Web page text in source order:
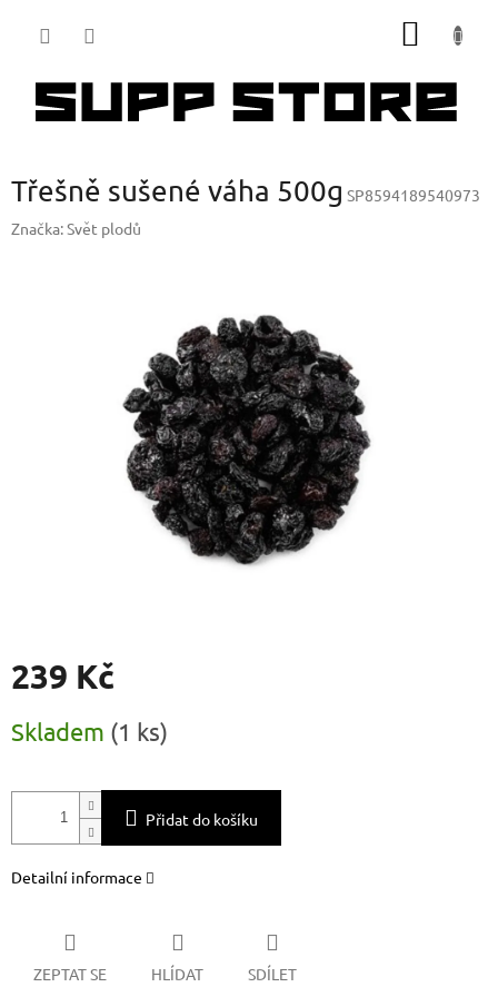
Třešně sušené váha 500g SP8594189540973
Značka:Svět plodů
239 Kč
cena:
Skladem (1 ks)
Přidat do košíku
Detailní informace
ZEPTAT SE HLÍDAT SDÍLET